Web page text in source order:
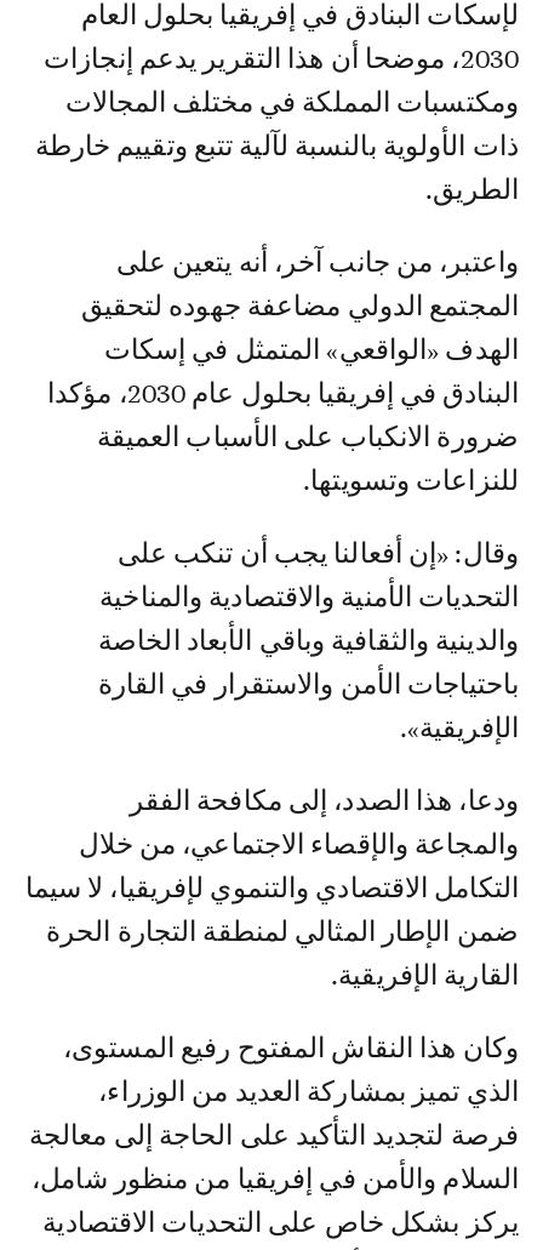
لإسكات البنادق في إفريقيا بحلول العام
2030، موضحا أن هذا التقرير يدعم إنجازات
ومكتسبات المملكة في مختلف المجالات
ذات الأولوية بالنسبة لآلية تتبع وتقييم خارطة
الطريق.
واعتبر، من جانب آخر، أنه يتعين على
المجتمع الدولي مضاعفة جهوده لتحقيق
الهدف «الواقعي» المتمثل في إسكات
البنادق في إفريقيا بحلول عام 2030، مؤكدا
ضرورة الانكباب على الأسباب العميقة
للنزاعات وتسويتها.
وقال: «إن أفعالنا يجب أن تنكب على
التحديات الأمنية والاقتصادية والمناخية
والدينية والثقافية وباقي الأبعاد الخاصة
باحتياجات الأمن والاستقرار في القارة
الإفريقية».
ودعا، هذا الصدد، إلى مكافحة الفقر
والمجاعة والإقصاء الاجتماعي، من خلال
التكامل الاقتصادي والتنموي لإفريقيا، لا سيما
ضمن الإطار المثالي لمنطقة التجارة الحرة
القارية الإفريقية.
وكان هذا النقاش المفتوح رفيع المستوى،
الذي تميز بمشاركة العديد من الوزراء،
فرصة لتجديد التأكيد على الحاجة إلى معالجة
السلام والأمن في إفريقيا من منظور شامل،
يركز بشكل خاص على التحديات الاقتصادية